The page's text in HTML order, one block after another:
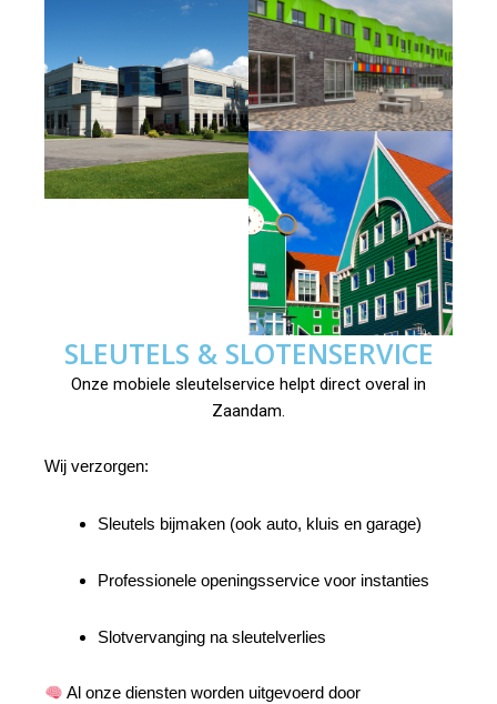
SLEUTELS & SLOTENSERVICE
Onze mobiele sleutelservice helpt direct overal in
Zaandam.
Wij verzorgen:
Sleutels bijmaken (ook auto, kluis en garage)
Professionele openingsservice voor instanties
Slotvervanging na sleutelverlies
Al onze diensten worden uitgevoerd door